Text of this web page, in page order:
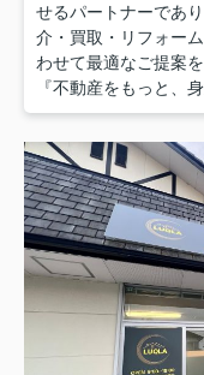
せるパートナーであ
介・買取・リフォー
わせて最適なご提案
『不動産をもっと、